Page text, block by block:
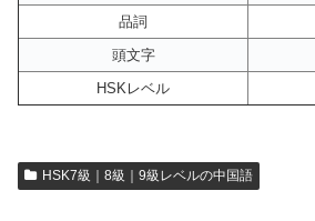
品詞
頭文字
HSKレベル
HSK7級｜8級｜9級レベルの中国語